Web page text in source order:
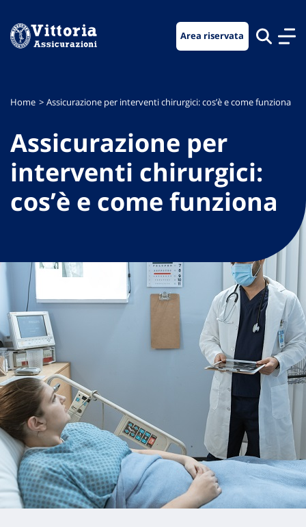
menu
contenuto
footer
Area riservata
Home Assicurazione per interventi chirurgici: cos’è e come funziona
Assicurazione per
interventi chirurgici:
cos’è e come funziona